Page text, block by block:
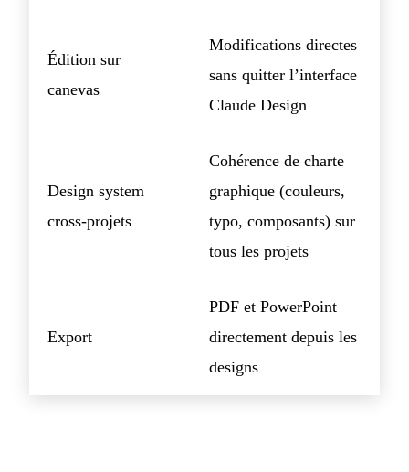
Édition sur
canevas
Modifications directes
sans quitter l’interface
Claude Design
Design system
cross-projets
Cohérence de charte
graphique (couleurs,
typo, composants) sur
tous les projets
Export
PDF et PowerPoint
directement depuis les
designs